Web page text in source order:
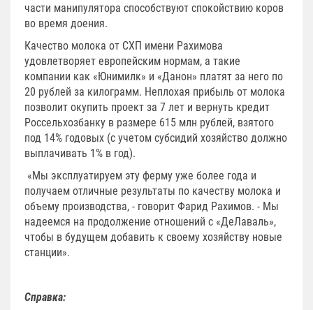
части манипулятора способствуют спокойствию коров
во время доения.
Качество молока от СХП имени Рахимова
удовлетворяет европейским нормам, а такие
компании как «Юнимилк» и «Данон» платят за него по
20 рублей за килограмм. Неплохая прибыль от молока
позволит окупить проект за 7 лет и вернуть кредит
Россельхозбанку в размере 615 млн рублей, взятого
под 14% годовых (с учетом субсидий хозяйство должно
выплачивать 1% в год).
«Мы эксплуатируем эту ферму уже более года и
получаем отличные результаты по качеству молока и
объему производства, - говорит Фарид Рахимов. - Мы
надеемся на продолжение отношений с «ДеЛаваль»,
чтобы в будущем добавить к своему хозяйству новые
станции».
Справка: